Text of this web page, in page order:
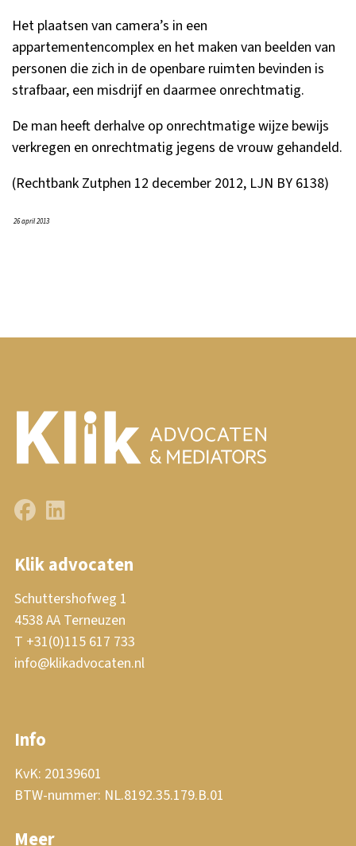
Het plaatsen van camera’s in een
appartementencomplex en het maken van beelden van
personen die zich in de openbare ruimten bevinden is
strafbaar, een misdrijf en daarmee onrechtmatig.
De man heeft derhalve op onrechtmatige wijze bewijs
verkregen en onrechtmatig jegens de vrouw gehandeld.
(Rechtbank Zutphen 12 december 2012, LJN BY 6138)
26 april 2013
Klik advocaten
Schuttershofweg 1
4538 AA Terneuzen
T +31(0)115 617 733
info@klikadvocaten.nl
Info
KvK: 20139601
BTW-nummer: NL.8192.35.179.B.01
Meer